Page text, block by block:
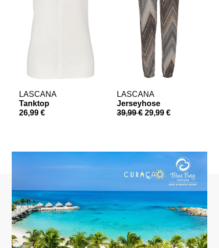
LASCANA
Tanktop
26,99 €
LASCANA
Jerseyhose
39,99 € 29,99 €